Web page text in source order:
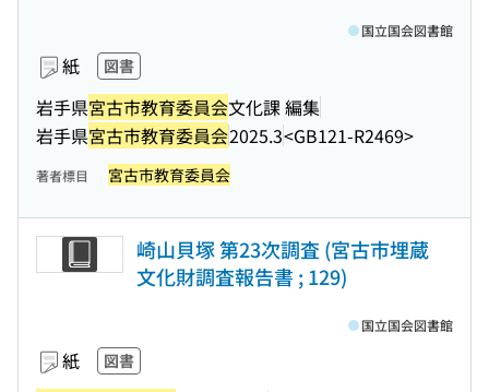
紙 図書
岩手県宮古市教育委員会文化課 編集
岩手県宮古市教育委員会2025.3<GB121-R2469>
国立国会図書館
著者標目 宮古市教育委員会
崎山貝塚 第23次調査 (宮古市埋蔵
文化財調査報告書 ; 129)
紙 図書
国立国会図書館